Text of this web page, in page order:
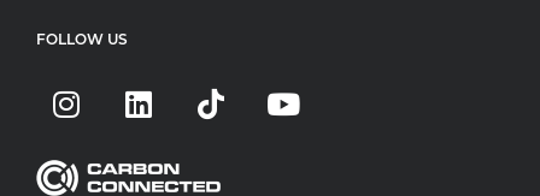
FOLLOW US